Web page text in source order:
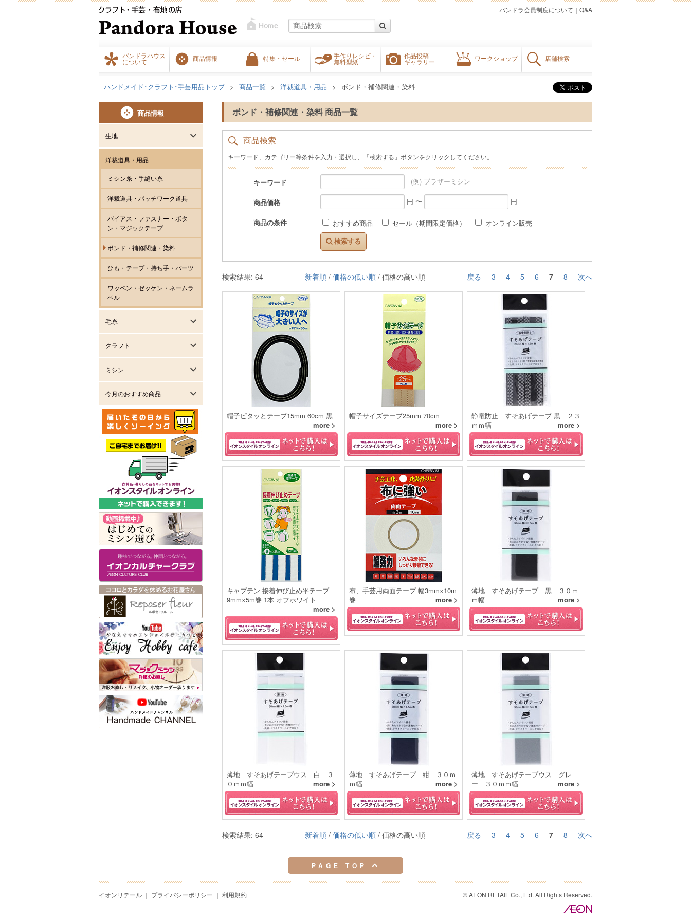
パンドラハウス
について
商品情報 特集・セール
手作りレシピ・
無料型紙
作品投稿
ギャラリー
ワークショップ 店舗検索
Q&A
｜
パンドラ会員制度について
ハンドメイド･クラフト･手芸用品トップ 商品一覧 洋裁道具・用品 ボンド・補修関連・染料
ボンド・補修関連・染料 商品一覧
商品検索
キーワード、カテゴリー等条件を入力・選択し、「検索する」ボタンをクリックしてください。
キーワード (例) ブラザーミシン
商品価格 円 〜 円
商品の条件 おすすめ商品 セール（期間限定価格） オンライン販売
検索する
検索結果: 64 戻る 3 4 5 6 7 8 次へ
新着順 / 価格の低い順 / 価格の高い順
帽子ピタッとテープ15mm 60cm 黒
more >
帽子サイズテープ25mm 70cm
more >
静電防止 すそあげテープ 黒 ２３
ｍｍ幅
more >
キャプテン 接着伸び止め平テープ
9mm×5m巻 1本 オフホワイト
more >
布、手芸用両面テープ 幅3mm×10m
巻
more >
薄地 すそあげテープ 黒 ３０ｍ
ｍ幅
more >
薄地 すそあげテープウス 白 ３
０ｍｍ幅
more >
薄地 すそあげテープ 紺 ３０ｍ
ｍ幅
more >
薄地 すそあげテープウス グレ
ー ３０ｍｍ幅
more >
検索結果: 64 戻る 3 4 5 6 7 8 次へ
新着順 / 価格の低い順 / 価格の高い順
商品情報
生地
洋裁道具・用品
ミシン糸・手縫い糸
洋裁道具・パッチワーク道具
バイアス・ファスナー・ボタ
ン・マジックテープ
ボンド・補修関連・染料
ひも・テープ・持ち手・パーツ
ワッペン・ゼッケン・ネームラ
ベル
毛糸
クラフト
ミシン
今月のおすすめ商品
PAGE TOP
イオンリテール ｜ プライバシーポリシー ｜ 利用規約 © AEON RETAIL Co., Ltd. All Rights Reserved.